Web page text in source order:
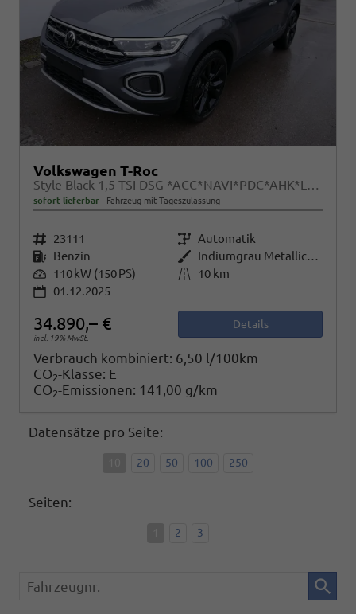
Volkswagen T-Roc
Style Black 1,5 TSI DSG *ACC*NAVI*PDC*AHK*LED*KAMERA*TEMPOMAT*19-ZOLL
sofort lieferbar Fahrzeug mit Tageszulassung
Fahrzeugnr. 23111 Getriebe Automatik
Kraftstoff Benzin Außenfarbe
Indiumgrau Metallic/Dach schwarz
Leistung 110 kW (150 PS) Kilometerstand
10 km
01.12.2025
34.890,– €
incl. 19% MwSt.
Details
Verbrauch kombiniert: 6,50 l/100km
CO2-Klasse: E
CO2-Emissionen: 141,00 g/km
Datensätze pro Seite:
20 50 100 250
Seiten:
2 3
Fahrzeugnr.